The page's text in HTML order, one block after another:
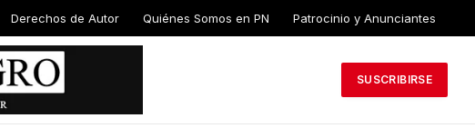
Derechos de Autor Quiénes Somos en PN Patrocinio y Anunciantes
SUSCRIBIRSE